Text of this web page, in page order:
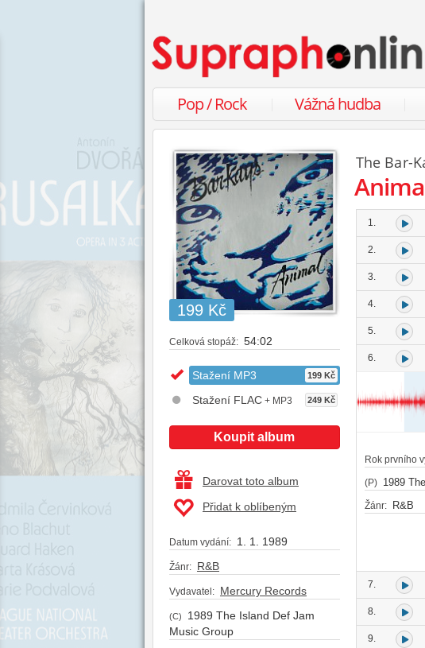
Pop / Rock Vážná hudba
199 Kč
Celková stopáž: 54:02
Stažení MP3 199 Kč
Stažení FLAC + MP3 249 Kč
Koupit album
Darovat toto album
Přidat k oblíbeným
Datum vydání: 1. 1. 1989
Žánr: R&B
Vydavatel: Mercury Records
(C)
1989 The Island Def Jam
Music Group
The Bar-
1.
2.
3.
4.
5.
6.
Rok prvního
(P) 1989
Žánr: R&B
7.
8.
9.